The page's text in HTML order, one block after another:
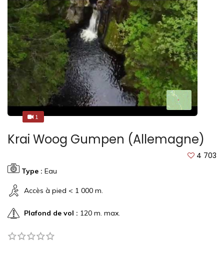
1
1
Krai Woog Gumpen (Allemagne)
4 703
Type : Eau
Accès à pied < 1 000 m.
Plafond de vol : 120 m. max.